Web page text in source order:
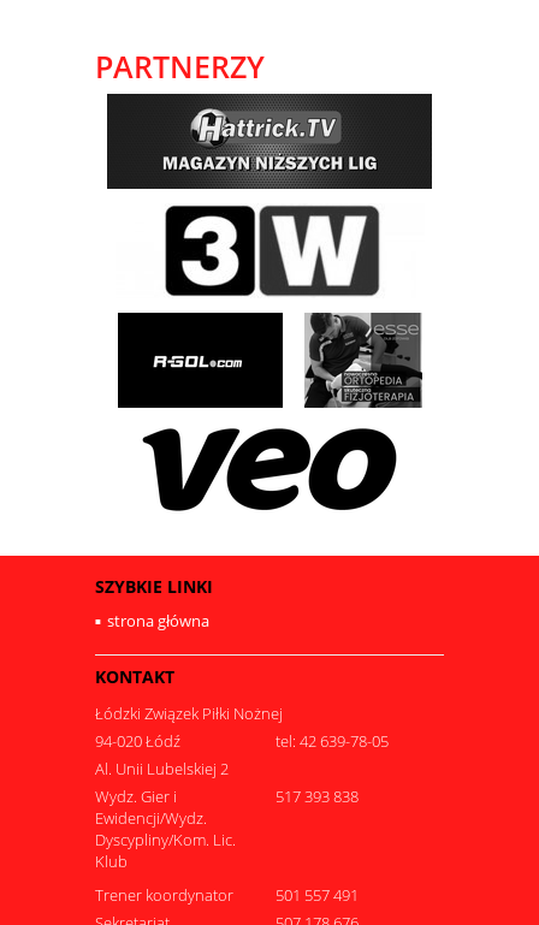
PARTNERZY
SZYBKIE LINKI
strona główna
KONTAKT
Łódzki Związek Piłki Nożnej
94-020 Łódź
tel: 42 639-78-05
Al. Unii Lubelskiej 2
Wydz. Gier i
Ewidencji/Wydz.
Dyscypliny/Kom. Lic.
Klub
517 393 838
Trener koordynator
501 557 491